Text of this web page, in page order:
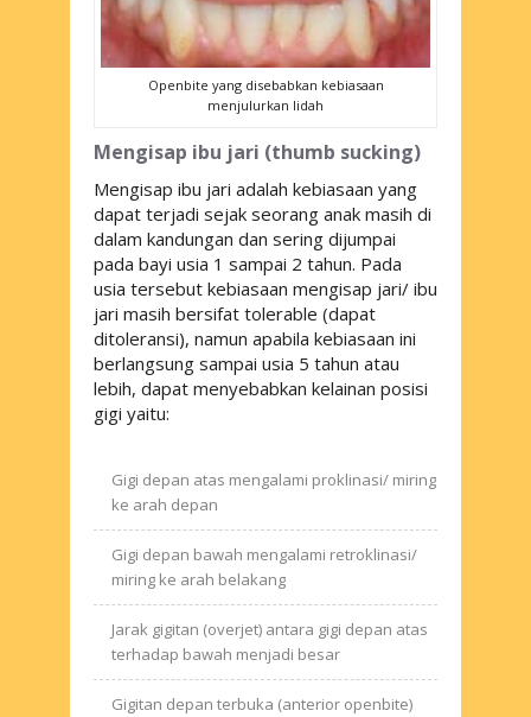
Openbite yang disebabkan kebiasaan
menjulurkan lidah
Mengisap ibu jari (thumb sucking)
Mengisap ibu jari adalah kebiasaan yang
dapat terjadi sejak seorang anak masih di
dalam kandungan dan sering dijumpai
pada bayi usia 1 sampai 2 tahun. Pada
usia tersebut kebiasaan mengisap jari/ ibu
jari masih bersifat tolerable (dapat
ditoleransi), namun apabila kebiasaan ini
berlangsung sampai usia 5 tahun atau
lebih, dapat menyebabkan kelainan posisi
gigi yaitu:
Gigi depan atas mengalami proklinasi/ miring
ke arah depan
Gigi depan bawah mengalami retroklinasi/
miring ke arah belakang
Jarak gigitan (overjet) antara gigi depan atas
terhadap bawah menjadi besar
Gigitan depan terbuka (anterior openbite)